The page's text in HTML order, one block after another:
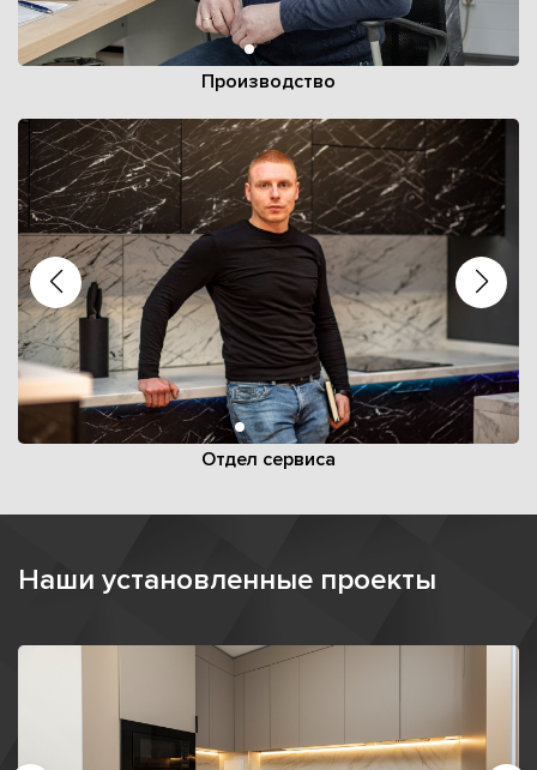
Производство
Отдел сервиса
Наши установленные проекты